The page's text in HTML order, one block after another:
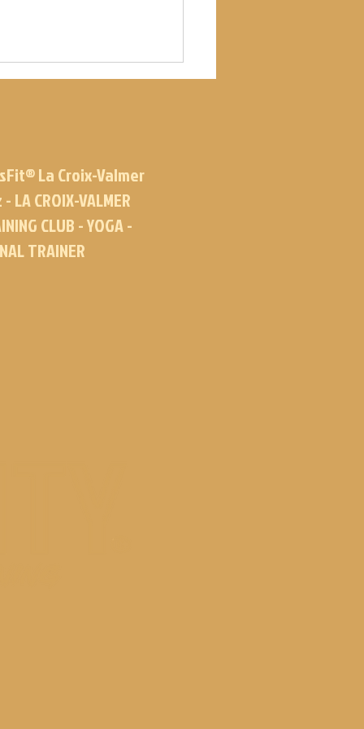
La Croix-Valmer
CROIX-VALMER
CLUB - YOGA -
TRAINER